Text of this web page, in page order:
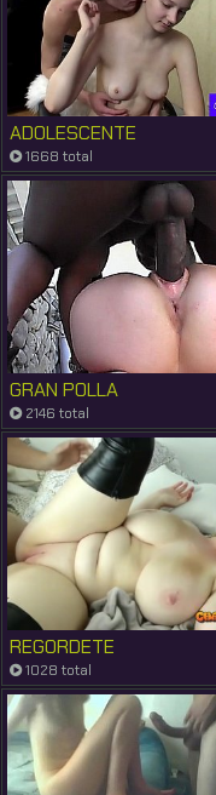
ADOLESCENTE
1668 total
GRAN POLLA
2146 total
REGORDETE
1028 total